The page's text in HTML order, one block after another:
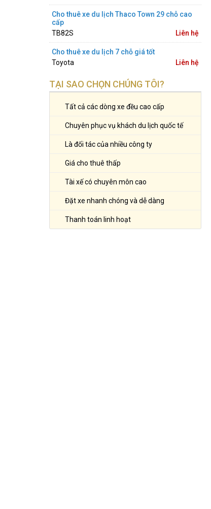
Cho thuê xe du lịch Thaco Town 29 chỗ cao
cấp
TB82S
Liên hệ
Cho thuê xe du lịch 7 chỗ giá tốt
Toyota
Liên hệ
TẠI SAO CHỌN CHÚNG TÔI?
Tất cả các dòng xe đều cao cấp
Chuyên phục vụ khách du lịch quốc tế
Là đối tác của nhiều công ty
Giá cho thuê thấp
Tài xế có chuyên môn cao
Đặt xe nhanh chóng và dễ dàng
Thanh toán linh hoạt